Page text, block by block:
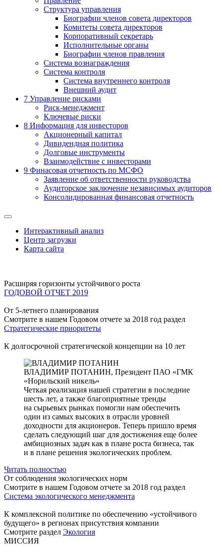
Структура управления
Биографии членов совета директоров
Комитеты совета директоров
Корпоративный секретарь
Исполнительные органы
Биографии членов правления
Система вознаграждения
Система контроля
Система внутреннего контроля
Внешний аудит
7 Управление рисками
Риск-менеджмент
Ключевые риски
8 Информация для инвесторов
Акционерный капитал
Дивидендная политика
Долговые инструменты
Взаимодействие с инвеcторами
9 Финасовая отчетность по МСФО
Заявление об ответственности руководства
Аудиторское заключение независимых аудиторов
Консолидированная финансовая отчетность
Интерактивный анализ
Центр загрузки
Карта сайта
Расширяя горизонты устойчивого роста
ГОДОВОЙ ОТЧЕТ 2019
От 5-летнего планирования
Смотрите в нашем Годовом отчете за 2018 год раздел
Стратегические приоритеты
К долгосрочной стратегической концепции на 10 лет
ВЛАДИМИР ПОТАНИН, Президент ПАО «ГМК
«Норильский никель»
Четкая реализация нашей стратегии в последние
шесть лет, а также благоприятные тренды
на сырьевых рынках помогли нам обеспечить
один из самых высоких в отрасли уровней
доходности для акционеров. Теперь пришло время
сделать следующий шаг для достижения еще более
амбициозных задач как в плане роста бизнеса, так
и в плане решения экологических проблем.
Читать полностью
От соблюдения экологических норм
Смотрите в нашем Годовом отчете за 2018 год раздел
Система экологического менеджмента
К комплексной политике по обеспечению «устойчивого
будущего» в регионах присутствия компании
Смотрите раздел Экология
МИССИЯ